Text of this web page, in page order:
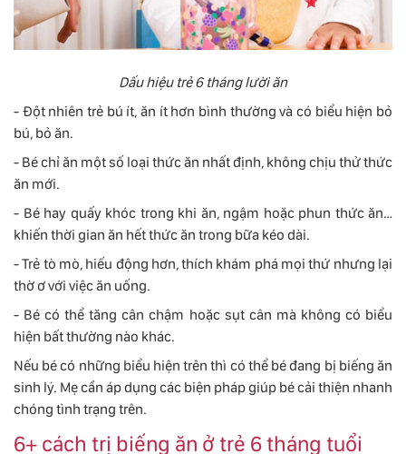
Dấu hiệu trẻ 6 tháng lười ăn
- Đột nhiên trẻ bú ít, ăn ít hơn bình thường và có biểu hiện bỏ
bú, bỏ ăn.
- Bé chỉ ăn một số loại thức ăn nhất định, không chịu thử thức
ăn mới.
- Bé hay quấy khóc trong khi ăn, ngậm hoặc phun thức ăn…
khiến thời gian ăn hết thức ăn trong bữa kéo dài.
- Trẻ tò mò, hiếu động hơn, thích khám phá mọi thứ nhưng lại
thờ ơ với việc ăn uống.
- Bé có thể tăng cân chậm hoặc sụt cân mà không có biểu
hiện bất thường nào khác.
Nếu bé có những biểu hiện trên thì có thể bé đang bị biếng ăn
sinh lý. Mẹ cần áp dụng các biện pháp giúp bé cải thiện nhanh
chóng tình trạng trên.
6+ cách trị biếng ăn ở trẻ 6 tháng tuổi